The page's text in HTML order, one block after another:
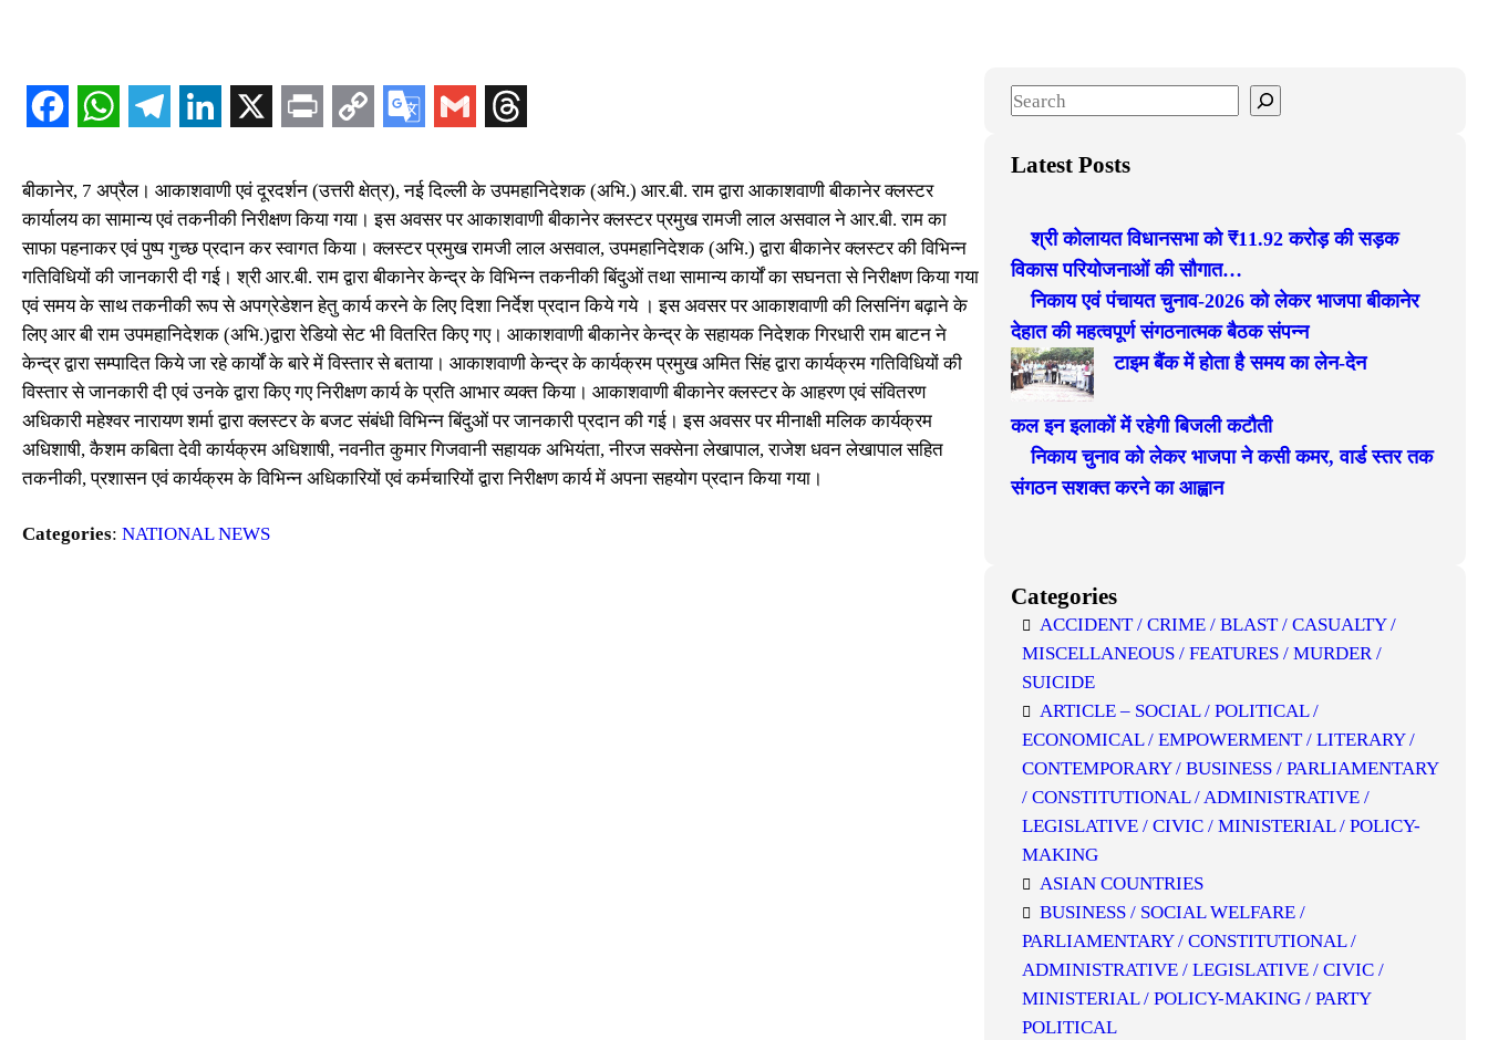
बीकानेर, 7 अप्रैल। आकाशवाणी एवं दूरदर्शन (उत्तरी क्षेत्र), नई दिल्ली के उपमहानिदेशक (अभि.) आर.बी. राम द्वारा आकाशवाणी बीकानेर क्लस्टर
कार्यालय का सामान्य एवं तकनीकी निरीक्षण किया गया। इस अवसर पर आकाशवाणी बीकानेर क्लस्टर प्रमुख रामजी लाल असवाल ने आर.बी. राम का
साफा पहनाकर एवं पुष्प गुच्छ प्रदान कर स्वागत किया। क्लस्टर प्रमुख रामजी लाल असवाल, उपमहानिदेशक (अभि.) द्वारा बीकानेर क्लस्टर की विभिन्न
गतिविधियों की जानकारी दी गई। श्री आर.बी. राम द्वारा बीकानेर केन्द्र के विभिन्न तकनीकी बिंदुओं तथा सामान्य कार्यों का सघनता से निरीक्षण किया गया
एवं समय के साथ तकनीकी रूप से अपग्रेडेशन हेतु कार्य करने के लिए दिशा निर्देश प्रदान किये गये । इस अवसर पर आकाशवाणी की लिसनिंग बढ़ाने के
लिए आर बी राम उपमहानिदेशक (अभि.)द्वारा रेडियो सेट भी वितरित किए गए। आकाशवाणी बीकानेर केन्द्र के सहायक निदेशक गिरधारी राम बाटन ने
केन्द्र द्वारा सम्पादित किये जा रहे कार्यों के बारे में विस्तार से बताया। आकाशवाणी केन्द्र के कार्यक्रम प्रमुख अमित सिंह द्वारा कार्यक्रम गतिविधियों की
विस्तार से जानकारी दी एवं उनके द्वारा किए गए निरीक्षण कार्य के प्रति आभार व्यक्त किया। आकाशवाणी बीकानेर क्लस्टर के आहरण एवं संवितरण
अधिकारी महेश्वर नारायण शर्मा द्वारा क्लस्टर के बजट संबंधी विभिन्न बिंदुओं पर जानकारी प्रदान की गई। इस अवसर पर मीनाक्षी मलिक कार्यक्रम
अधिशाषी, कैशम कबिता देवी कार्यक्रम अधिशाषी, नवनीत कुमार गिजवानी सहायक अभियंता, नीरज सक्सेना लेखापाल, राजेश धवन लेखापाल सहित
तकनीकी, प्रशासन एवं कार्यक्रम के विभिन्न अधिकारियों एवं कर्मचारियों द्वारा निरीक्षण कार्य में अपना सहयोग प्रदान किया गया।
Categories: NATIONAL NEWS
S
a
Latest Posts
श्री कोलायत विधानसभा को ₹11.92 करोड़ की सड़क
विकास परियोजनाओं की सौगात…
निकाय एवं पंचायत चुनाव-2026 को लेकर भाजपा बीकानेर
देहात की महत्वपूर्ण संगठनात्मक बैठक संपन्न
टाइम बैंक में होता है समय का लेन-देन
कल इन इलाकों में रहेगी बिजली कटौती
निकाय चुनाव को लेकर भाजपा ने कसी कमर, वार्ड स्तर तक
संगठन सशक्त करने का आह्वान
Categories
ACCIDENT / CRIME / BLAST / CASUALTY /
MISCELLANEOUS / FEATURES / MURDER /
SUICIDE
ARTICLE – SOCIAL / POLITICAL /
ECONOMICAL / EMPOWERMENT / LITERARY /
CONTEMPORARY / BUSINESS / PARLIAMENTARY
/ CONSTITUTIONAL / ADMINISTRATIVE /
LEGISLATIVE / CIVIC / MINISTERIAL / POLICY-
MAKING
ASIAN COUNTRIES
BUSINESS / SOCIAL WELFARE /
PARLIAMENTARY / CONSTITUTIONAL /
ADMINISTRATIVE / LEGISLATIVE / CIVIC /
MINISTERIAL / POLICY-MAKING / PARTY
POLITICAL